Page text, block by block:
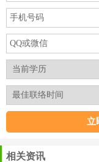
相关资讯